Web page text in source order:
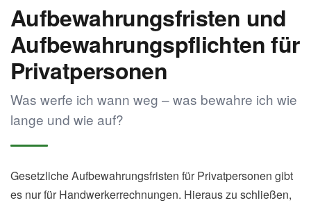
Aufbewahrungsfristen und
Aufbewahrungspflichten für
Privatpersonen
Was werfe ich wann weg – was bewahre ich wie
lange und wie auf?
Gesetzliche Aufbewahrungsfristen für Privatpersonen gibt
es nur für Handwerkerrechnungen. Hieraus zu schließen,